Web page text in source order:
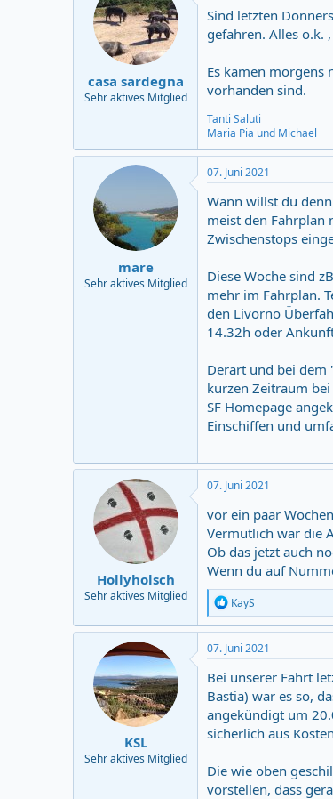
casa sardegna
Sehr aktives Mitglied
Sind letzten
gefahren. Alles o.k.
Es kamen morgens
vorhanden sind.
Tanti Saluti
Maria Pia und Michael
mare
Sehr aktives Mitglied
07. Juni 2021
Wann willst du
meist den Fahrplan
Zwischenstops
Diese Woche sind
mehr im Fahrplan.
den Livorno
14.32h oder
Derart und bei dem
kurzen Zeitraum
SF Homepage
Einschiffen und
Hollyholsch
Sehr aktives Mitglied
07. Juni 2021
vor ein paar
Vermutlich war die
Ob das jetzt auch
Wenn du auf
R
e
a
c
t
i
o
n
s
:
KayS
KSL
Sehr aktives Mitglied
07. Juni 2021
Bei unserer Fahrt
Bastia) war es so,
angekündigt um
sicherlich aus
Die wie oben
vorstellen, dass